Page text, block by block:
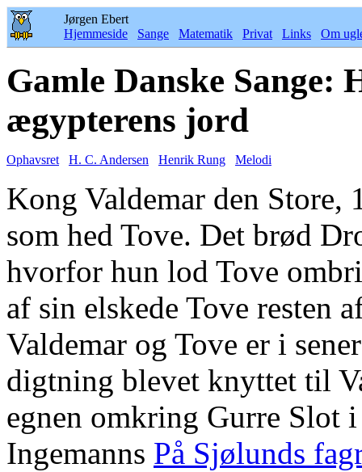
Jørgen Ebert
Hjemmeside
Sange Matematik Privat Links Om
Gamle Danske Sange:
ægypterens jord
Ophavsret H. C. Andersen Henrik Rung Melodi
Kong Valdemar den Store,
som hed Tove. Det brød
hvorfor hun lod Tove
af sin elskede Tove resten
Valdemar og Tove er i
digtning blevet knyttet til
egnen omkring Gurre Slot
Ingemanns På Sjølunds